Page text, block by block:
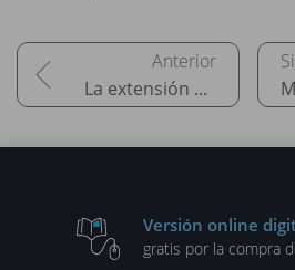
La extensión Lego Boost
Versión online
gratis por la compra